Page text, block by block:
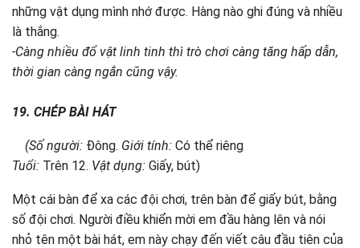
những vật dụng mình nhớ được. Hàng nào ghi đúng và nhiều
là thắng.
-Càng nhiều đổ vật linh tinh thì trò chơi càng tăng hấp dẫn,
thời gian càng ngắn cũng vậy.
19. CHÉP BÀI HÁT
(Số người: Đông. Giới tính: Có thể riêng
Tuổi: Trên 12. Vật dụng: Giấy, bút)
Một cái bàn để xa các đội chơi, trên bàn để giấy bút, bằng
số đội chơi. Người điều khiển mời em đầu hàng lên và nói
nhỏ tên một bài hát, em này chạy đến viết câu đầu tiên của